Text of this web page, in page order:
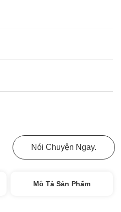
Nói Chuyện Ngay.
Mô Tả Sản Phẩm